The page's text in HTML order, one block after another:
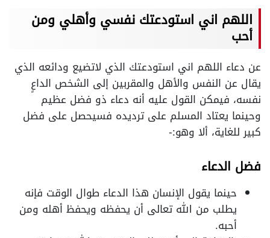
اللهم اني استودعتك نفسي وأهلي ومن
أحب
عن دعاء اللهم اني استودعتك الذي لاتضيع ودائعه الذي
يقال عن النفس والأهل والمقربين إلى الشخص الداعٍ
نفسه، فيمكن القول عليه أنه دعاء ذو فضل عظيم
وحينما يعتاد المسلم على ترديده فسيحصل على فضل
كبير للغاية، ألا وهو:-
فضل الدعاء
حينما يقول الإنسان هذا الدعاء طوال الوقت فإنه
يطلب من الله تعالى أن يحفظه ويحفظ أهله ومن
أحبه.